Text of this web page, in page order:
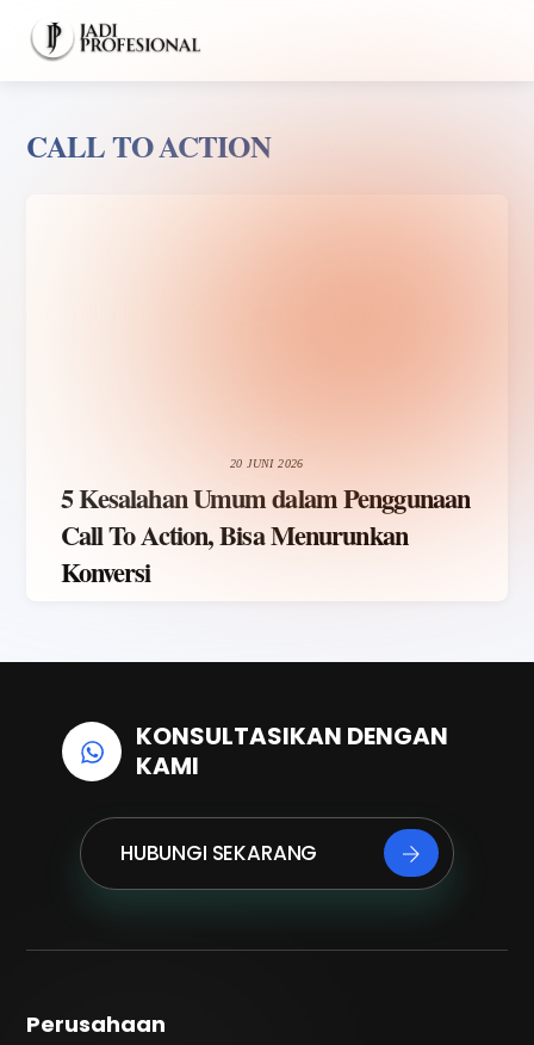
content
CALL TO ACTION
20 JUNI 2026
5 Kesalahan Umum dalam Penggunaan
Call To Action, Bisa Menurunkan
Konversi
KONSULTASIKAN DENGAN
KAMI
HUBUNGI SEKARANG
Perusahaan